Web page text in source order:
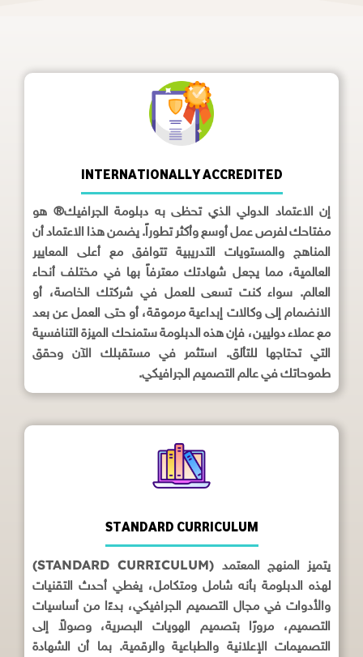
INTERNATIONALLY ACCREDITED
إن الاعتماد الدولي الذي تحظى به دبلومة الجرافيك® هو
مفتاحك لفرص عمل أوسع وأكثر تطوراً. يضمن هذا الاعتماد أن
المناهج والمستويات التدريبية تتوافق مع أعلى المعايير
العالمية، مما يجعل شهادتك معترفاً بها في مختلف أنحاء
العالم. سواء كنت تسعى للعمل في شركتك الخاصة، أو
الانضمام إلى وكالات إبداعية مرموقة، أو حتى العمل عن بعد
مع عملاء دوليين، فإن هذه الدبلومة ستمنحك الميزة التنافسية
التي تحتاجها للتألق. استثمر في مستقبلك الآن وحقق
طموحاتك في عالم التصميم الجرافيكي.
STANDARD CURRICULUM
يتميز المنهج المعتمد (STANDARD CURRICULUM)
لهذه الدبلومة بأنه شامل ومتكامل، يغطي أحدث التقنيات
والأدوات في مجال التصميم الجرافيكي، بدءًا من أساسيات
التصميم، مرورًا بتصميم الهويات البصرية، وصولاً إلى
التصميمات الإعلانية والطباعية والرقمية. بما أن الشهادة